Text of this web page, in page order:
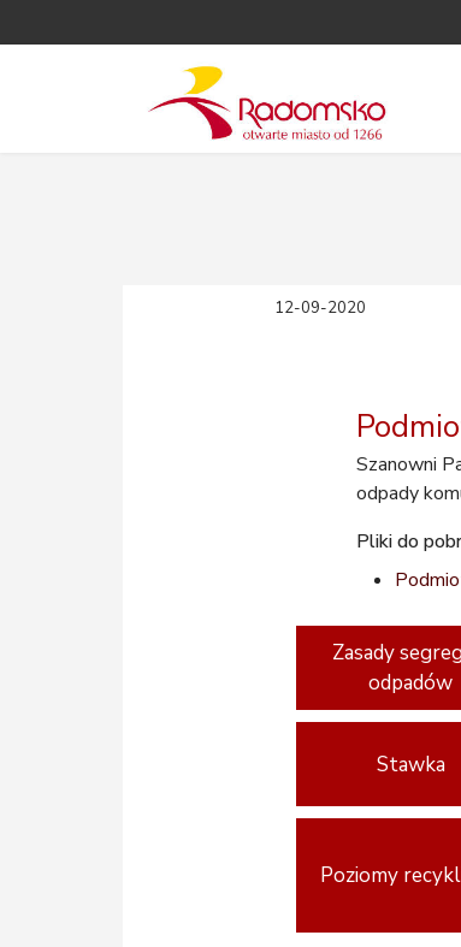
12-09-2020
Szanowni
odpady
Pliki do
Zasady
odpadów
Stawka
Poziomy